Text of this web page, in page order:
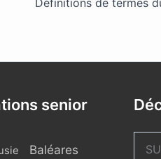
senior
Baléares